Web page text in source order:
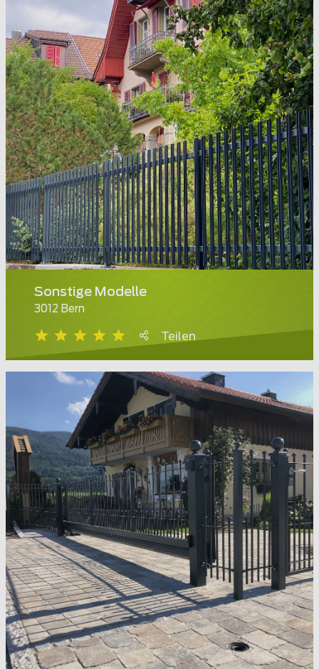
Sonstige Modelle
3012 Bern
Teilen